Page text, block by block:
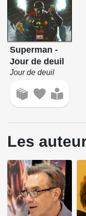
Superman -
Jour de deuil
Jour de deuil
Les